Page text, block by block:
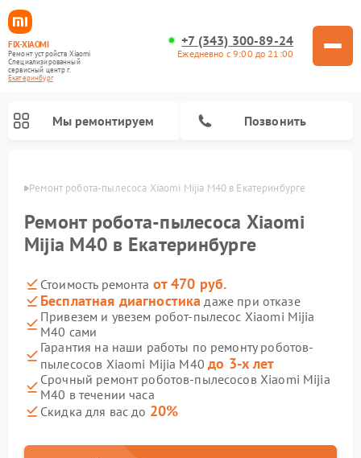
FIX-XIAOMI
Ремонт устройств Xiaomi
Специализированный
cервисный центр г.
Екатеринбург
+7 (343) 300-89-24
Ежедневно с 9:00 до 21:00
Мы ремонтируем Позвонить
Ремонт робота-пылесоса Xiaomi Mijia M40 в Екатеринбурге
Ремонт робота-пылесоса Xiaomi
Mijia M40 в Екатеринбурге
Стоимость ремонта от 470 руб.
Бесплатная диагностика даже при отказе
Привезем и увезем робот-пылесос Xiaomi Mijia
M40 сами
Гарантия на наши работы по ремонту роботов-
пылесосов Xiaomi Mijia M40до 3-х лет
Срочный ремонт роботов-пылесосов Xiaomi Mijia
M40 в течении часа
Скидка для вас до 20%